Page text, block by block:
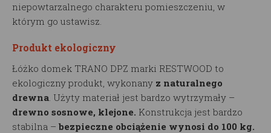
niepowtarzalnego charakteru pomieszczeniu, w
którym go ustawisz.
Produkt ekologiczny
Łóżko domek TRANO DPZ marki RESTWOOD to
ekologiczny produkt, wykonany z naturalnego
drewna. Użyty materiał jest bardzo wytrzymały –
drewno sosnowe, klejone. Konstrukcja jest bardzo
stabilna – bezpieczne obciążenie wynosi do 100 kg.